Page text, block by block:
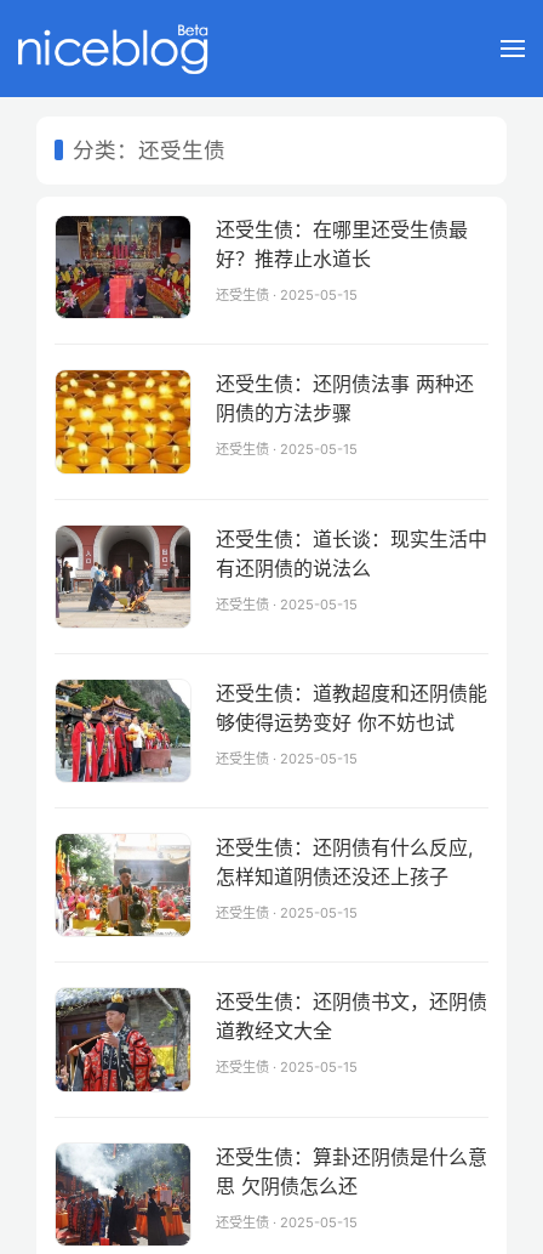
分类：还受生债
还受生债：在哪里还受生债最
好？推荐止水道长
还受生债 · 2025-05-15
还受生债：还阴债法事 两种还
阴债的方法步骤
还受生债 · 2025-05-15
还受生债：道长谈：现实生活中
有还阴债的说法么
还受生债 · 2025-05-15
还受生债：道教超度和还阴债能
够使得运势变好 你不妨也试
还受生债 · 2025-05-15
还受生债：还阴债有什么反应,
怎样知道阴债还没还上孩子
还受生债 · 2025-05-15
还受生债：还阴债书文，还阴债
道教经文大全
还受生债 · 2025-05-15
还受生债：算卦还阴债是什么意
思 欠阴债怎么还
还受生债 · 2025-05-15